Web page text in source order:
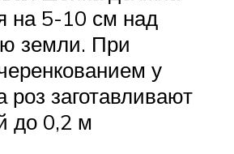
на 5-10 см над
земли. При
у
роз заготавливают
до 0,2 м